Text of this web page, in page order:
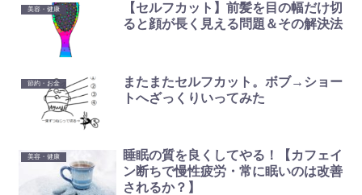
美容・健康
【セルフカット】前髪を目の幅だけ切
ると顔が長く見える問題＆その解決法
節約・お金
またまたセルフカット。ボブ→ショー
トへざっくりいってみた
美容・健康
睡眠の質を良くしてやる！【カフェイ
ン断ちで慢性疲労・常に眠いのは改善
されるか？】